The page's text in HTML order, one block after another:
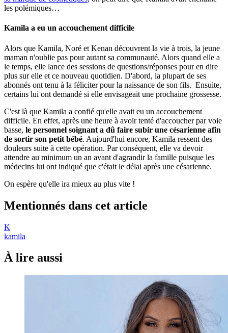
les polémiques…
Kamila a eu un accouchement difficile
Alors que Kamila, Noré et Kenan découvrent la vie à trois, la jeune
maman n'oublie pas pour autant sa communauté. Alors quand elle a
le temps, elle lance des sessions de questions/réponses pour en dire
plus sur elle et ce nouveau quotidien. D'abord, la plupart de ses
abonnés ont tenu à la féliciter pour la naissance de son fils. Ensuite,
certains lui ont demandé si elle envisageait une prochaine grossesse.
C'est là que Kamila a confié qu'elle avait eu un accouchement
difficile. En effet, après une heure à avoir tenté d'accoucher par voie
basse, le personnel soignant a dû faire subir une césarienne afin
de sortir son petit bébé. Aujourd'hui encore, Kamila ressent des
douleurs suite à cette opération. Par conséquent, elle va devoir
attendre au minimum un an avant d'agrandir la famille puisque les
médecins lui ont indiqué que c'était le délai après une césarienne.
On espère qu'elle ira mieux au plus vite !
Mentionnés dans cet article
K
kamila
À lire aussi